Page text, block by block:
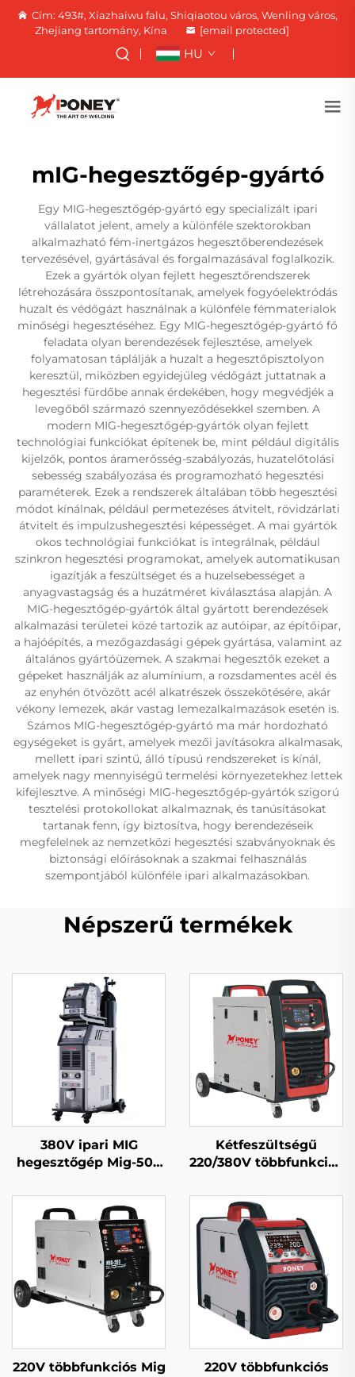
Cím: 493#, Xiazhaiwu falu, Shiqiaotou város, Wenling város,
Zhejiang tartomány, Kína
[email protected]
HU
mIG-hegesztőgép-gyártó
Egy MIG-hegesztőgép-gyártó egy specializált ipari
vállalatot jelent, amely a különféle szektorokban
alkalmazható fém-inertgázos hegesztőberendezések
tervezésével, gyártásával és forgalmazásával foglalkozik.
Ezek a gyártók olyan fejlett hegesztőrendszerek
létrehozására összpontosítanak, amelyek fogyóelektródás
huzalt és védőgázt használnak a különféle fémmaterialok
minőségi hegesztéséhez. Egy MIG-hegesztőgép-gyártó fő
feladata olyan berendezések fejlesztése, amelyek
folyamatosan táplálják a huzalt a hegesztőpisztolyon
keresztül, miközben egyidejűleg védőgázt juttatnak a
hegesztési fürdőbe annak érdekében, hogy megvédjék a
levegőből származó szennyeződésekkel szemben. A
modern MIG-hegesztőgép-gyártók olyan fejlett
technológiai funkciókat építenek be, mint például digitális
kijelzők, pontos áramerősség-szabályozás, huzatelőtolási
sebesség szabályozása és programozható hegesztési
paraméterek. Ezek a rendszerek általában több hegesztési
módot kínálnak, például permetezéses átvitelt, rövidzárlati
átvitelt és impulzushegesztési képességet. A mai gyártók
okos technológiai funkciókat is integrálnak, például
szinkron hegesztési programokat, amelyek automatikusan
igazítják a feszültséget és a huzelsebességet a
anyagvastagság és a huzátméret kiválasztása alapján. A
MIG-hegesztőgép-gyártók által gyártott berendezések
alkalmazási területei közé tartozik az autóipar, az építőipar,
a hajóépítés, a mezőgazdasági gépek gyártása, valamint az
általános gyártóüzemek. A szakmai hegesztők ezeket a
gépeket használják az alumínium, a rozsdamentes acél és
az enyhén ötvözött acél alkatrészek összekötésére, akár
vékony lemezek, akár vastag lemezalkalmazások esetén is.
Számos MIG-hegesztőgép-gyártó ma már hordozható
egységeket is gyárt, amelyek mezői javításokra alkalmasak,
mellett ipari szintű, álló típusú rendszereket is kínál,
amelyek nagy mennyiségű termelési környezetekhez lettek
kifejlesztve. A minőségi MIG-hegesztőgép-gyártók szigorú
tesztelési protokollokat alkalmaznak, és tanúsításokat
tartanak fenn, így biztosítva, hogy berendezéseik
megfelelnek az nemzetközi hegesztési szabványoknak és
biztonsági előírásoknak a szakmai felhasználás
szempontjából különféle ipari alkalmazásokban.
Népszerű termékek
380V ipari MIG
hegesztőgép Mig-500
vízhűtéses szinergiás
rendszer
Kétfeszültségű
220/380V többfunkciós
250 dupla impulzusos
LCD digitális
szabályozású
szinergikus
hegesztőgép
220V többfunkciós Mig
220V többfunkciós